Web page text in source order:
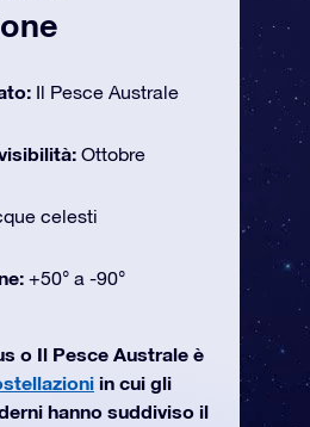
Il Pesce Australe
Ottobre
celesti
+50° a -90°
o Il Pesce Australe è
in cui gli
hanno suddiviso il